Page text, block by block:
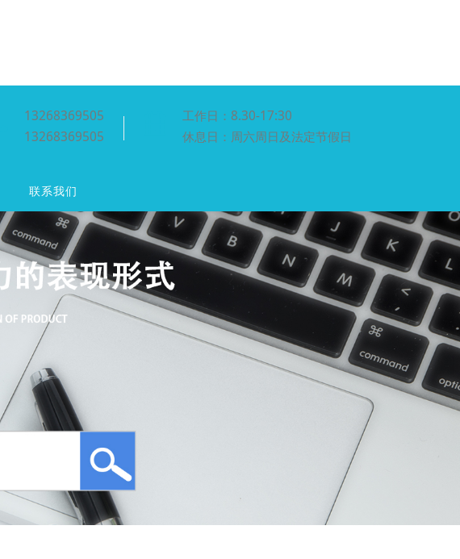
13268369505
13268369505
工作日：8.30-17:30
休息日：周六周日及法定节假日
联系我们